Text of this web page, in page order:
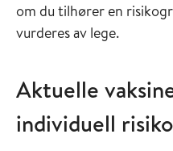
om du tilhører en
vurderes av lege.
Aktuelle
individuell risiko